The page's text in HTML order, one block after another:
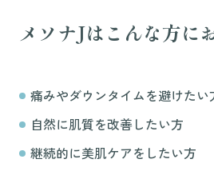
メソナJはこんな方に
痛みやダウンタイムを避けたい
自然に肌質を改善したい方
継続的に美肌ケアをしたい方